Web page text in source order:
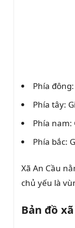
Phía
Phía tây:
Phía nam:
Phía bắc:
Xã An Cầu
chủ yếu là
Bản đồ